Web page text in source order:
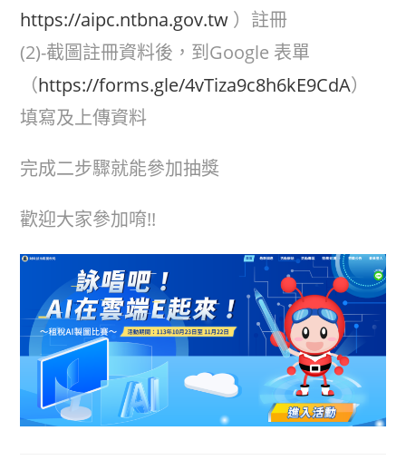
https://aipc.ntbna.gov.tw ）註冊
(2)-截圖註冊資料後，到Google 表單
（https://forms.gle/4vTiza9c8h6kE9CdA）
填寫及上傳資料
完成二步驟就能參加抽獎
歡迎大家參加唷!!